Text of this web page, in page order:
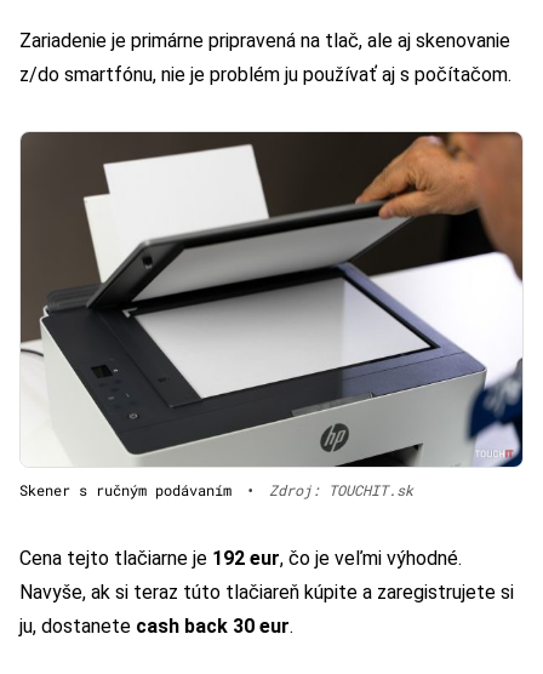
Zariadenie je primárne pripravená na tlač, ale aj skenovanie
z/do smartfónu, nie je problém ju používať aj s počítačom.
Skener s ručným podávaním • Zdroj: TOUCHIT.sk
Cena tejto tlačiarne je 192 eur, čo je veľmi výhodné.
Navyše, ak si teraz túto tlačiareň kúpite a zaregistrujete si
ju, dostanete cash back 30 eur.